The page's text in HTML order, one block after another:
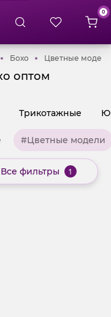
0
Бохо БохоЦветные модели
оптом
Трикотажные
#Цветные модели
Все фильтры 1